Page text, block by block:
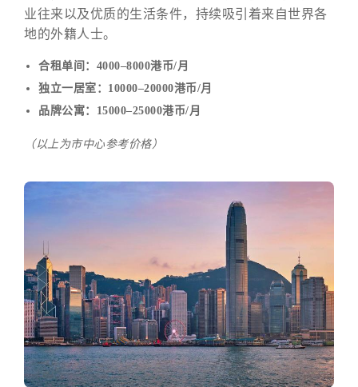
业往来以及优质的生活条件，持续吸引着来自世界各
地的外籍人士。
合租单间：4000–8000港币/月
独立一居室：10000–20000港币/月
品牌公寓：15000–25000港币/月
（以上为市中心参考价格）